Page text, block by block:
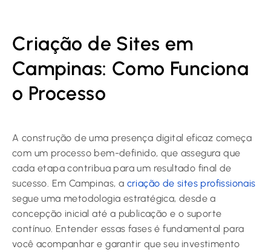
Criação de Sites em
Campinas: Como Funciona
o Processo
A construção de uma presença digital eficaz começa
com um processo bem-definido, que assegura que
cada etapa contribua para um resultado final de
sucesso. Em Campinas, a criação de sites profissionais
segue uma metodologia estratégica, desde a
concepção inicial até a publicação e o suporte
contínuo. Entender essas fases é fundamental para
você acompanhar e garantir que seu investimento